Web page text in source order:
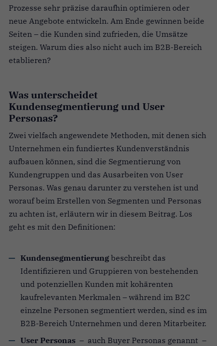
Prozesse sehr präzise daraufhin optimieren oder
neue Angebote entwickeln. Am Ende gewinnen beide
Seiten – die Kunden sind zufrieden, die Umsätze
steigen. Warum dies also nicht auch im B2B-Bereich
etablieren?
Was unterscheidet
Kundensegmentierung und User
Personas?
Zwei vielfach angewendete Methoden, mit denen sich
Unternehmen ein fundiertes Kundenverständnis
aufbauen können, sind die Segmentierung von
Kundengruppen und das Ausarbeiten von User
Personas. Was genau darunter zu verstehen ist und
worauf beim Erstellen von Segmenten und Personas
zu achten ist, erläutern wir in diesem Beitrag. Los
geht es mit den Definitionen:
Kundensegmentierung beschreibt das
Identifizieren und Gruppieren von bestehenden
und potenziellen Kunden mit kohärenten
kaufrelevanten Merkmalen – während im B2C
einzelne Personen segmentiert werden, sind es im
B2B-Bereich Unternehmen und deren Mitarbeiter.
User Personas – auch Buyer Personas genannt –